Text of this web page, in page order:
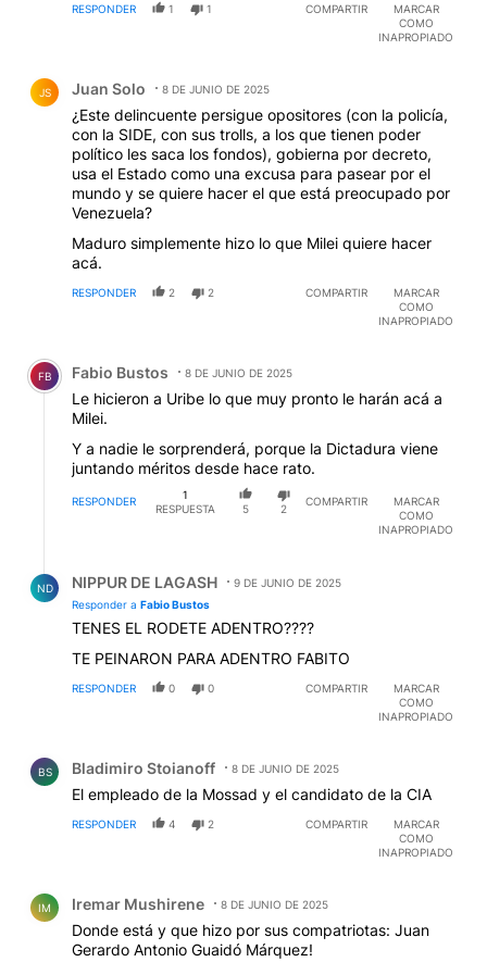
RESPONDER 1 1 COMPARTIR
MARCAR
COMO
INAPROPIADO
JS Juan Solo 8 DE JUNIO DE 2025
¿Este delincuente persigue opositores (con la policía,
con la SIDE, con sus trolls, a los que tienen poder
político les saca los fondos), gobierna por decreto,
usa el Estado como una excusa para pasear por el
mundo y se quiere hacer el que está preocupado por
Venezuela?
Maduro simplemente hizo lo que Milei quiere hacer
acá.
RESPONDER 2 2 COMPARTIR
MARCAR
COMO
INAPROPIADO
Comentario de Fabio Bustos.
FB Fabio Bustos 8 DE JUNIO DE 2025
Le hicieron a Uribe lo que muy pronto le harán acá a
Milei.
Y a nadie le sorprenderá, porque la Dictadura viene
juntando méritos desde hace rato.
RESPONDER
1
RESPUESTA
5 2
COMPARTIR
MARCAR
COMO
INAPROPIADO
ND NIPPUR DE LAGASH
9 DE JUNIO DE 2025
Responder a Fabio Bustos
TENES EL RODETE ADENTRO????
TE PEINARON PARA ADENTRO FABITO
RESPONDER 0 0 COMPARTIR
MARCAR
COMO
INAPROPIADO
BS Bladimiro Stoianoff 8 DE JUNIO DE 2025
El empleado de la Mossad y el candidato de la CIA
RESPONDER 4 2 COMPARTIR
MARCAR
COMO
INAPROPIADO
IM Iremar Mushirene 8 DE JUNIO DE 2025
Donde está y que hizo por sus compatriotas: Juan
Gerardo Antonio Guaidó Márquez!